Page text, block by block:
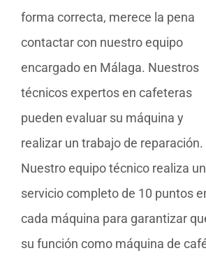
forma correcta, merece la pena
contactar con nuestro equipo
encargado en Málaga. Nuestros
técnicos expertos en cafeteras
pueden evaluar su máquina y
realizar un trabajo de reparación.
Nuestro equipo técnico realiza un
servicio completo de 10 puntos
cada máquina para garantizar
su función como máquina de